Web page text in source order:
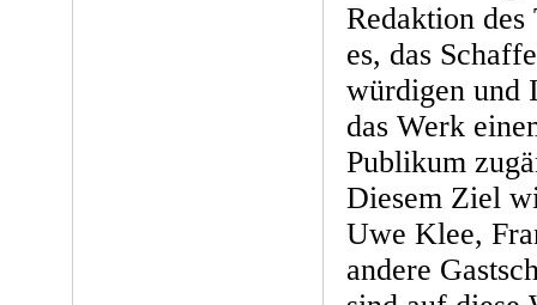
Redaktion
es, das
würdigen und
das Werk
Publikum
Diesem Ziel
Uwe Klee,
andere